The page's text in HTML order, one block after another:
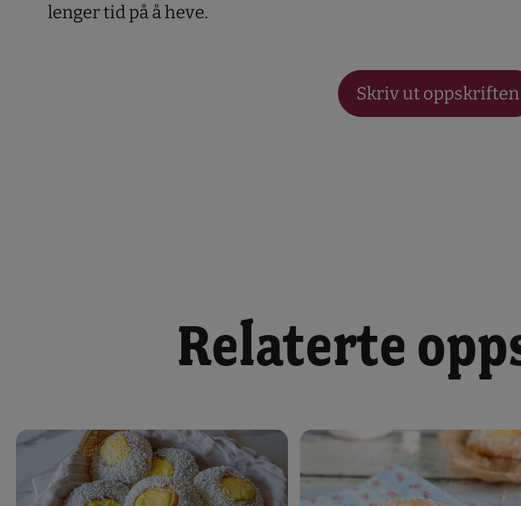
lenger tid på å heve.
Skriv ut oppskriften
Relaterte